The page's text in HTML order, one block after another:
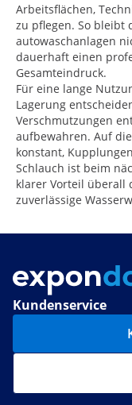
Arbeitsflächen,
zu pflegen. So bleibt
autowaschanlagen
dauerhaft einen
Gesamteindruck.
Für eine lange
Lagerung
Verschmutzungen
aufbewahren. Auf
konstant,
Schlauch ist beim
klarer Vorteil überall
zuverlässige
Kundenservice